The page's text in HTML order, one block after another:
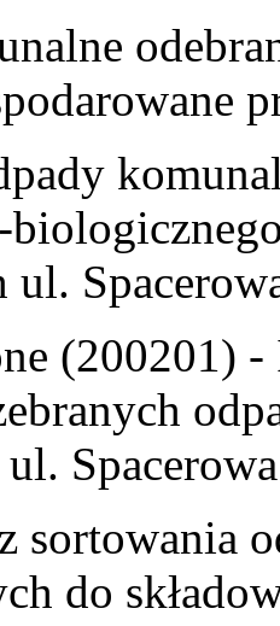
ul.
(200201)
sortowania
do